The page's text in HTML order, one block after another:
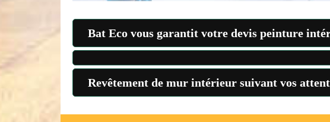
Bat Eco vous garantit votre devis peinture
Revêtement de mur intérieur suivant vos